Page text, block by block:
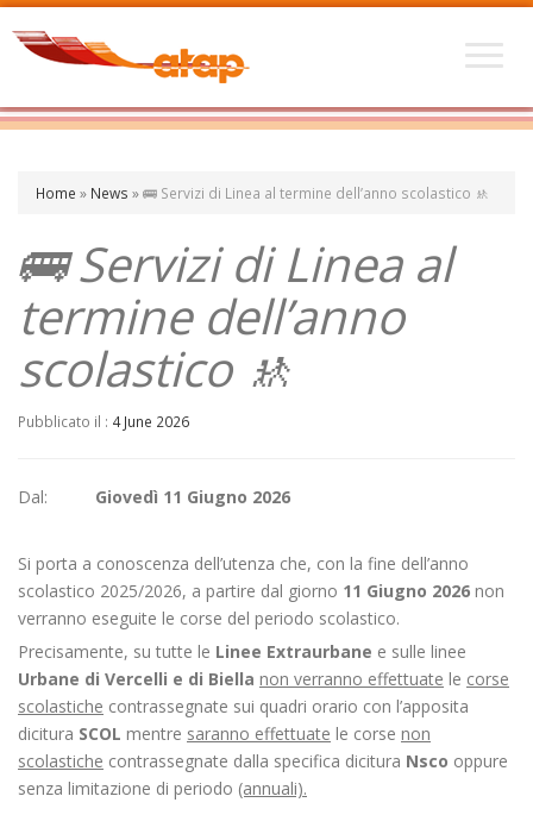
Home » News »🚌 Servizi di Linea al termine dell’anno scolastico 🚸
🚌 Servizi di Linea al
termine dell’anno
scolastico 🚸
Pubblicato il : 4 June 2026
Dal: Giovedì 11 Giugno 2026
Si porta a conoscenza dell’utenza che, con la fine dell’anno
scolastico 2025/2026, a partire dal giorno 11 Giugno 2026 non
verranno eseguite le corse del periodo scolastico.
Precisamente, su tutte le Linee Extraurbane e sulle linee
Urbane di Vercelli e di Biella non verranno effettuate le corse
scolastiche contrassegnate sui quadri orario con l’apposita
dicitura SCOL mentre saranno effettuate le corse non
scolastiche contrassegnate dalla specifica dicitura Nsco oppure
senza limitazione di periodo (annuali).